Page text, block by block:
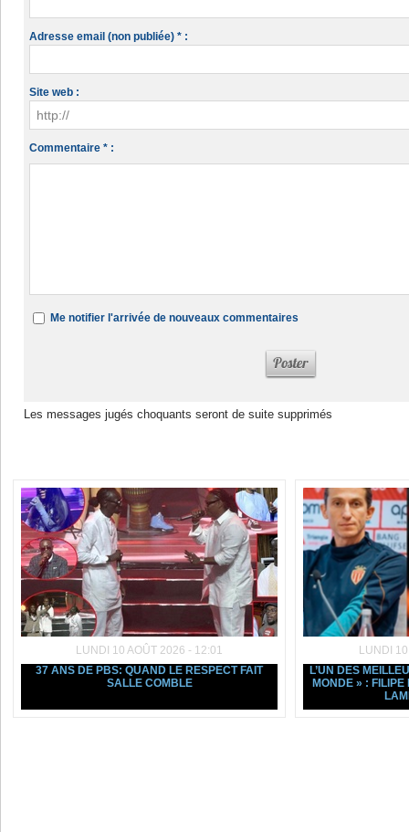
Adresse email (non publiée) * :
Site web :
Commentaire * :
Me notifier l'arrivée de nouveaux commentaires
Les messages jugés choquants seront de suite supprimés
LUNDI 10 AOÛT 2026 - 12:01
37 ANS DE PBS: QUAND LE RESPECT FAIT
SALLE COMBLE
LUNDI
L’UN DES
MONDE » :